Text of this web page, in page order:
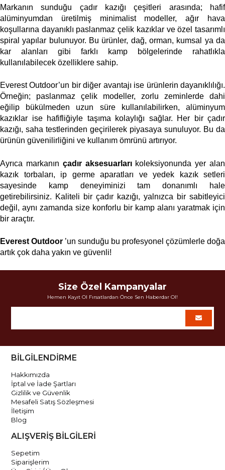
Markanın sunduğu çadır kazığı çeşitleri arasında; hafif
alüminyumdan üretilmiş minimalist modeller, ağır hava
koşullarına dayanıklı paslanmaz çelik kazıklar ve özel tasarımlı
spiral yapılar bulunuyor. Bu ürünler, dağ, orman, kumsal ya da
kar alanları gibi farklı kamp bölgelerinde rahatlıkla
kullanılabilecek özelliklere sahip.
Everest Outdoor’un bir diğer avantajı ise ürünlerin dayanıklılığı.
Örneğin; paslanmaz çelik modeller, zorlu zeminlerde dahi
eğilip bükülmeden uzun süre kullanılabilirken, alüminyum
kazıklar ise hafifliğiyle taşıma kolaylığı sağlar. Her bir çadır
kazığı, saha testlerinden geçirilerek piyasaya sunuluyor. Bu da
ürünün güvenilirliğini ve kullanım ömrünü artırıyor.
Ayrıca markanın çadır aksesuarları koleksiyonunda yer alan
kazık torbaları, ip germe aparatları ve yedek kazık setleri
sayesinde kamp deneyiminizi tam donanımlı hale
getirebilirsiniz. Kaliteli bir çadır kazığı, yalnızca bir sabitleyici
değil, aynı zamanda size konforlu bir kamp alanı yaratmak için
bir araçtır.
Everest Outdoor ’un sunduğu bu profesyonel çözümlerle doğa
artık çok daha yakın ve güvenli!
Size Özel Kampanyalar
Hemen Kayıt Ol Fırsatlardan Önce Sen Haberdar Ol!
BİLGİLENDİRME
Hakkımızda
İptal ve İade Şartları
Gizlilik ve Güvenlik
Mesafeli Satış Sözleşmesi
İletişim
Blog
ALIŞVERİŞ BİLGİLERİ
Sepetim
Siparişlerim